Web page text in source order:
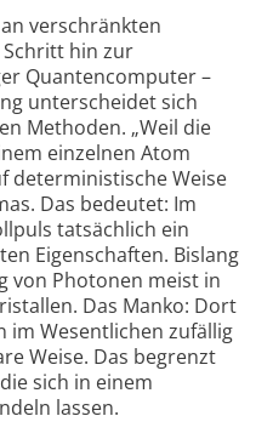
verschränkten
hin zur
Quantencomputer –
unterscheidet sich
Methoden. „Weil die
einzelnen Atom
deterministische Weise
Das bedeutet: Im
tatsächlich ein
Eigenschaften. Bislang
von Photonen meist in
Das Manko: Dort
im Wesentlichen zufällig
Weise. Das begrenzt
sich in einem
lassen.